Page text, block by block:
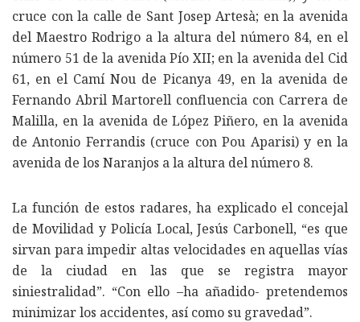
cruce con la calle de Sant Josep Artesà; en la avenida
del Maestro Rodrigo a la altura del número 84, en el
número 51 de la avenida Pío XII; en la avenida del Cid
61, en el Camí Nou de Picanya 49, en la avenida de
Fernando Abril Martorell confluencia con Carrera de
Malilla, en la avenida de López Piñero, en la avenida
de Antonio Ferrandis (cruce con Pou Aparisi) y en la
avenida de los Naranjos a la altura del número 8.
La función de estos radares, ha explicado el concejal
de Movilidad y Policía Local, Jesús Carbonell, “es que
sirvan para impedir altas velocidades en aquellas vías
de la ciudad en las que se registra mayor
siniestralidad”. “Con ello –ha añadido- pretendemos
minimizar los accidentes, así como su gravedad”.